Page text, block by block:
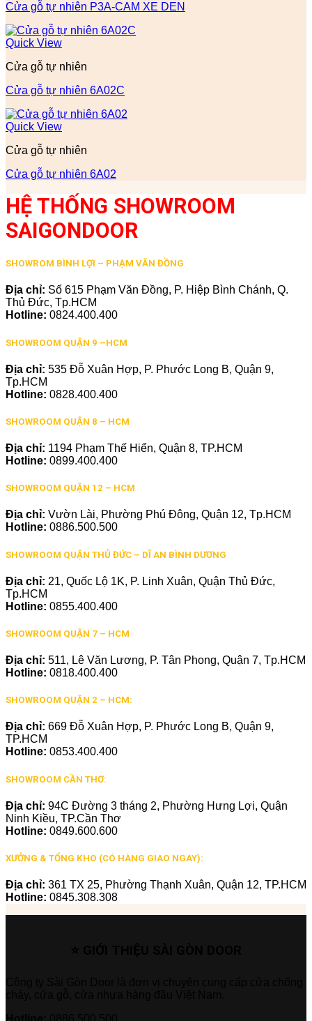
Cửa gỗ tự nhiên P3A-CAM XE DEN
Quick View
Cửa gỗ tự nhiên
Cửa gỗ tự nhiên 6A02C
Quick View
Cửa gỗ tự nhiên
Cửa gỗ tự nhiên 6A02
HỆ THỐNG SHOWROOM
SAIGONDOOR
SHOWROM BÌNH LỢI – PHẠM VĂN ĐỒNG
Địa chỉ: Số 615 Phạm Văn Đồng, P. Hiệp Bình Chánh, Q.
Thủ Đức, Tp.HCM
Hotline: 0824.400.400
SHOWROOM QUẬN 9 –HCM
Địa chỉ: 535 Đỗ Xuân Hợp, P. Phước Long B, Quận 9,
Tp.HCM
Hotline: 0828.400.400
SHOWROOM QUẬN 8 – HCM
Địa chỉ: 1194 Phạm Thế Hiển, Quận 8, TP.HCM
Hotline: 0899.400.400
SHOWROOM QUẬN 12 – HCM
Địa chỉ: Vườn Lài, Phường Phú Đông, Quận 12, Tp.HCM
Hotline: 0886.500.500
SHOWROOM QUẬN THỦ ĐỨC – DĨ AN BÌNH DƯƠNG
Địa chỉ: 21, Quốc Lộ 1K, P. Linh Xuân, Quận Thủ Đức,
Tp.HCM
Hotline: 0855.400.400
SHOWROOM QUẬN 7 – HCM
Địa chỉ: 511, Lê Văn Lương, P. Tân Phong, Quận 7, Tp.HCM
Hotline: 0818.400.400
SHOWROOM QUẬN 2 – HCM:
Địa chỉ: 669 Đỗ Xuân Hợp, P. Phước Long B, Quận 9,
TP.HCM
Hotline: 0853.400.400
SHOWROOM CẦN THƠ:
Địa chỉ: 94C Đường 3 tháng 2, Phường Hưng Lợi, Quận
Ninh Kiều, TP.Cần Thơ
Hotline: 0849.600.600
XƯỞNG & TỔNG KHO (CÓ HÀNG GIAO NGAY):
Địa chỉ: 361 TX 25, Phường Thạnh Xuân, Quận 12, TP.HCM
Hotline: 0845.308.308